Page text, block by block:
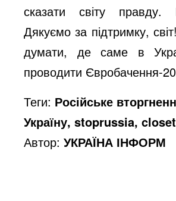
сказати світу правду.
Дякуємо за підтримку,
думати, де саме в
проводити Євробачення-
Теги: Російське
Україну, stoprussia,
Автор:УКРАЇНА ІНФОРМ